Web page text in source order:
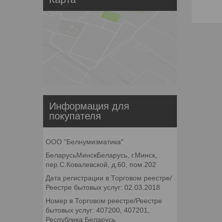
Информация для
покупателя
ООО "Белнумизматика"
БеларусьМинскБеларусь, г.Минск,
пер.С.Ковалевской, д.60, пом.202
Дата регистрации в Торговом реестре/
Реестре бытовых услуг: 02.03.2018
Номер в Торговом реестре/Реестре
бытовых услуг: 407200, 407201,
Республика Беларусь